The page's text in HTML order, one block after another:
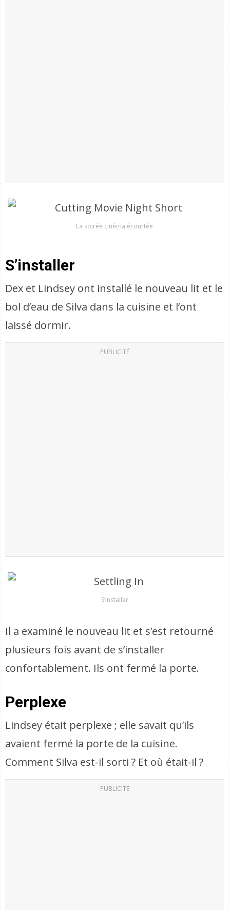
La soirée cinéma écourtée
S’installer
Dex et Lindsey ont installé le nouveau lit et le
bol d’eau de Silva dans la cuisine et l’ont
laissé dormir.
PUBLICITÉ
S’installer
Il a examiné le nouveau lit et s’est retourné
plusieurs fois avant de s’installer
confortablement. Ils ont fermé la porte.
Perplexe
Lindsey était perplexe ; elle savait qu’ils
avaient fermé la porte de la cuisine.
Comment Silva est-il sorti ? Et où était-il ?
PUBLICITÉ